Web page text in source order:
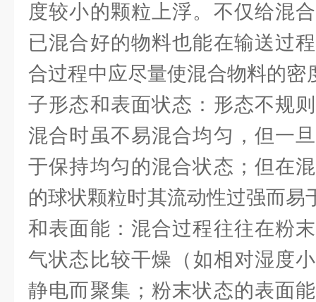
度较小的颗粒上浮。不仅给混
已混合好的物料也能在输送过
合过程中应尽量使混合物料的密
子形态和表面状态：形态不规
混合时虽不易混合均匀，但一
于保持均匀的混合状态；但在
的球状颗粒时其流动性过强而易
和表面能：混合过程往往在粉
气状态比较干燥（如相对湿度
静电而聚集；粉末状态的表面